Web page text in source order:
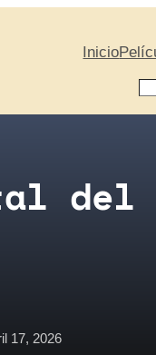
Inicio
del
17, 2026